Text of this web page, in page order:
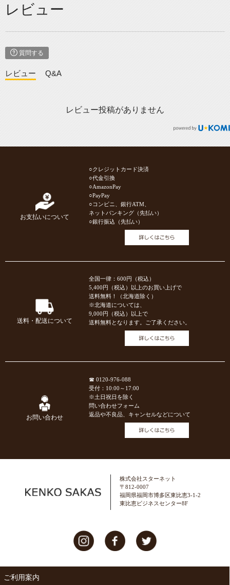
レビュー
質問する
レビュー Q&A
レビュー投稿がありません
お支払いについて
○クレジットカード決済
○代金引換
○AmazonPay
○PayPay
○コンビニ、銀行ATM、
ネットバンキング（先払い）
○銀行振込（先払い）
送料・配送について
全国一律：600円（税込）
5,400円（税込）以上のお買い上げで
送料無料！（北海道除く）
※北海道については、
9,000円（税込）以上で
送料無料となります。ご了承ください。
お問い合わせ
☎ 0120-976-088
受付：10:00～17:00
※土日祝日を除く
問い合わせフォーム
返品や不良品、キャンセルなどについて
株式会社スターネット
〒812-0007
福岡県福岡市博多区東比恵3-1-2
東比恵ビジネスセンター8F
ご利用案内